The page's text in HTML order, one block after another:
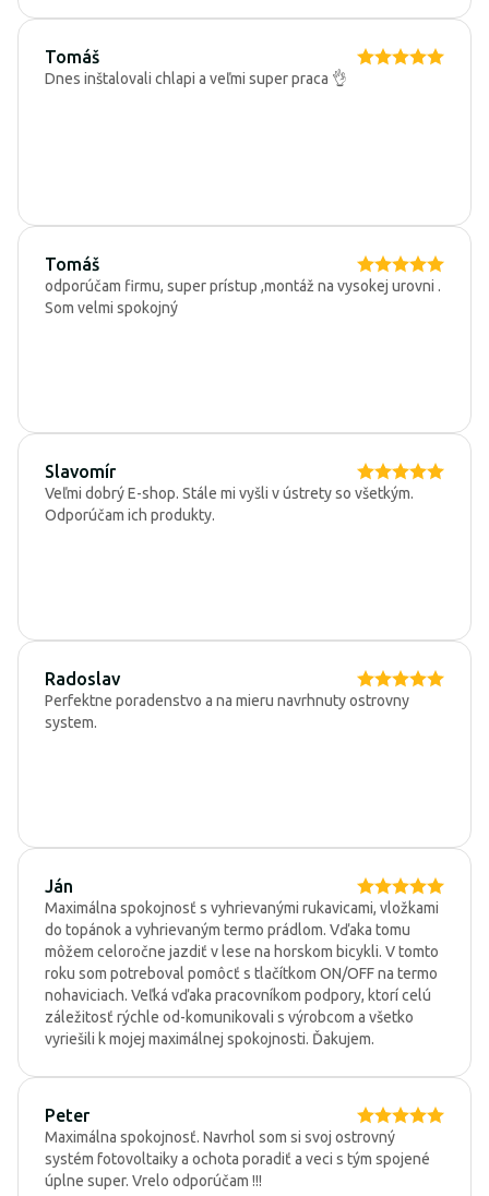
Tomáš
Dnes inštalovali chlapi a veľmi super praca 👌
Tomáš
odporúčam firmu, super prístup ,montáž na vysokej urovni .
Som velmi spokojný
Slavomír
Veľmi dobrý E-shop. Stále mi vyšli v ústrety so všetkým.
Odporúčam ich produkty.
Radoslav
Perfektne poradenstvo a na mieru navrhnuty ostrovny
system.
Ján
Maximálna spokojnosť s vyhrievanými rukavicami, vložkami
do topánok a vyhrievaným termo prádlom. Vďaka tomu
môžem celoročne jazdiť v lese na horskom bicykli. V tomto
roku som potreboval pomôcť s tlačítkom ON/OFF na termo
nohaviciach. Veľká vďaka pracovníkom podpory, ktorí celú
záležitosť rýchle od-komunikovali s výrobcom a všetko
vyriešili k mojej maximálnej spokojnosti. Ďakujem.
Peter
Maximálna spokojnosť. Navrhol som si svoj ostrovný
systém fotovoltaiky a ochota poradiť a veci s tým spojené
úplne super. Vrelo odporúčam !!!